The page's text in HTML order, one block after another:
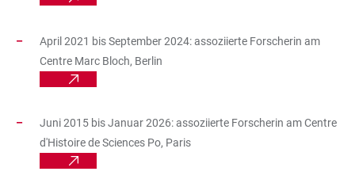
April 2021 bis September 2024: assoziierte Forscherin am
Centre Marc Bloch, Berlin
Juni 2015 bis Januar 2026: assoziierte Forscherin am Centre
d'Histoire de Sciences Po, Paris